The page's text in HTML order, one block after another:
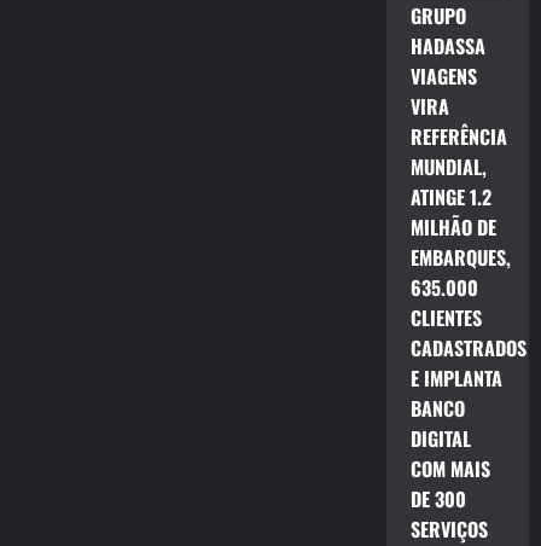
GRUPO
HADASSA
VIAGENS
VIRA
REFERÊNCIA
MUNDIAL,
ATINGE 1.2
MILHÃO DE
EMBARQUES,
635.000
CLIENTES
CADASTRADOS
E IMPLANTA
BANCO
DIGITAL
COM MAIS
DE 300
SERVIÇOS